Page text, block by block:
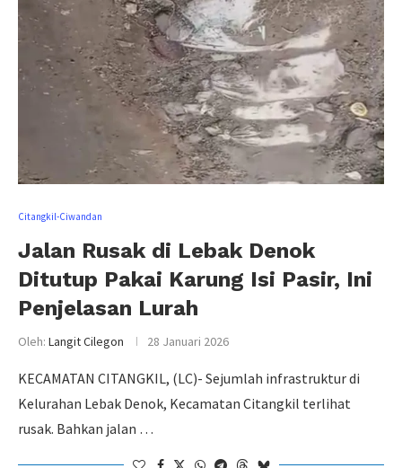
Citangkil-Ciwandan
Jalan Rusak di Lebak Denok
Ditutup Pakai Karung Isi Pasir, Ini
Penjelasan Lurah
Oleh: Langit Cilegon 28 Januari 2026
KECAMATAN CITANGKIL, (LC)- Sejumlah infrastruktur di
Kelurahan Lebak Denok, Kecamatan Citangkil terlihat
rusak. Bahkan jalan …